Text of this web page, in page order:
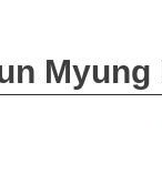
Myung